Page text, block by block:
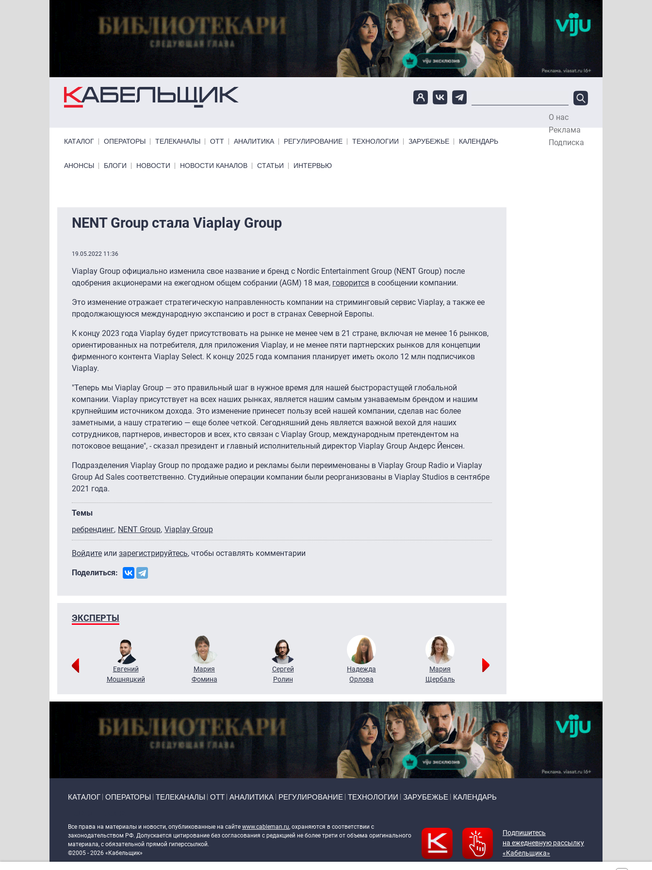
О нас
Реклама
Подписка
КАТАЛОГ ОПЕРАТОРЫ ТЕЛЕКАНАЛЫ ОТТ АНАЛИТИКА РЕГУЛИРОВАНИЕ ТЕХНОЛОГИИ ЗАРУБЕЖЬЕ КАЛЕНДАРЬ
Primary links bottom
АНОНСЫ БЛОГИ НОВОСТИ НОВОСТИ КАНАЛОВ СТАТЬИ ИНТЕРВЬЮ
NENT Group стала Viaplay Group
19.05.2022 11:36
Viaplay Group официально изменила свое название и бренд с Nordic Entertainment Group (NENT Group) после
одобрения акционерами на ежегодном общем собрании (AGM) 18 мая, говорится в сообщении компании.
Это изменение отражает стратегическую направленность компании на стриминговый сервис Viaplay, а также ее
продолжающуюся международную экспансию и рост в странах Северной Европы.
К концу 2023 года Viaplay будет присутствовать на рынке не менее чем в 21 стране, включая не менее 16 рынков,
ориентированных на потребителя, для приложения Viaplay, и не менее пяти партнерских рынков для концепции
фирменного контента Viaplay Select. К концу 2025 года компания планирует иметь около 12 млн подписчиков
Viaplay.
"Теперь мы Viaplay Group — это правильный шаг в нужное время для нашей быстрорастущей глобальной
компании. Viaplay присутствует на всех наших рынках, является нашим самым узнаваемым брендом и нашим
крупнейшим источником дохода. Это изменение принесет пользу всей нашей компании, сделав нас более
заметными, а нашу стратегию — еще более четкой. Сегодняшний день является важной вехой для наших
сотрудников, партнеров, инвесторов и всех, кто связан с Viaplay Group, международным претендентом на
потоковое вещание", - сказал президент и главный исполнительный директор Viaplay Group Андерс Йенсен.
Подразделения Viaplay Group по продаже радио и рекламы были переименованы в Viaplay Group Radio и Viaplay
Group Ad Sales соответственно. Студийные операции компании были реорганизованы в Viaplay Studios в сентябре
2021 года.
Темы
ребрендинг NENT Group Viaplay Group
Войдите или зарегистрируйтесь, чтобы оставлять комментарии
Поделиться:
ЭКСПЕРТЫ
Евгений
Мошняцкий
Мария
Фомина
Сергей
Ролин
Надежда
Орлова
Мария
Щербаль
КАТАЛОГ ОПЕРАТОРЫ ТЕЛЕКАНАЛЫ ОТТ АНАЛИТИКА РЕГУЛИРОВАНИЕ ТЕХНОЛОГИИ ЗАРУБЕЖЬЕ КАЛЕНДАРЬ
Все права на материалы и новости, опубликованные на сайте www.cableman.ru, охраняются в соответствии с
законодательством РФ. Допускается цитирование без согласования с редакцией не более трети от объема оригинального
материала, с обязательной прямой гиперссылкой.
©2005 - 2026 «Кабельщик»
Подпишитесь
на ежедневную рассылку
«Кабельщика»